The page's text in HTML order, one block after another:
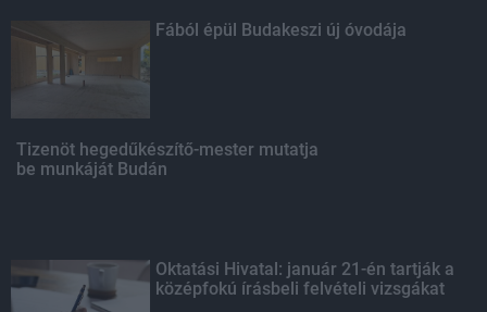
Fából épül Budakeszi új óvodája
Tizenöt hegedűkészítő-mester mutatja
be munkáját Budán
Oktatási Hivatal: január 21-én tartják a
középfokú írásbeli felvételi vizsgákat